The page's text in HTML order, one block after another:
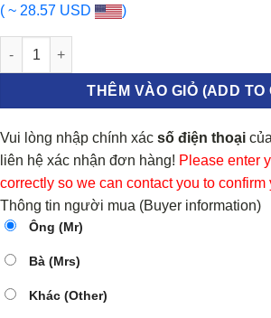
( ~ 28.57 USD )
CỬA GIÓ ĐIỀU HÒA MITSUBISHI GRANDIS
THÊM VÀO GIỎ (ADD TO
Vui lòng nhập chính xác số điện thoại
liên hệ xác nhận đơn hàng! Please enter
correctly so we can contact you to confirm
Thông tin người mua (Buyer information)
Ông (Mr)
Bà (Mrs)
Khác (Other)